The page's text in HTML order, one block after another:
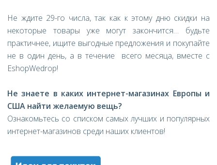
Не ждите 29-го числа, так как к этому дню скидки на
некоторые товары уже могут закончится… будьте
практичнее, ищите выгодные предложения и покупайте
не в один день, а в течение всего месяца, вместе с
EshopWedrop!
Не знаете в каких интернет-магазинах Европы и
США найти желаемую вещь?
Ознакомьтесь со списком самых лучших и популярных
интернет-магазинов среди наших клиентов!